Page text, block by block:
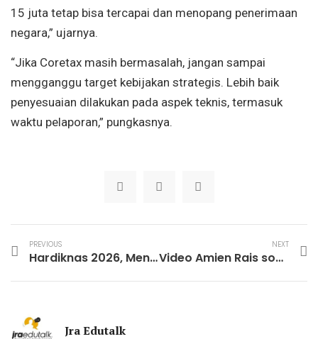
15 juta tetap bisa tercapai dan menopang penerimaan
negara,” ujarnya.
“Jika Coretax masih bermasalah, jangan sampai
mengganggu target kebijakan strategis. Lebih baik
penyesuaian dilakukan pada aspek teknis, termasuk
waktu pelaporan,” pungkasnya.
PREVIOUS
Hardiknas 2026, Mendikdasmen Jadikan ‘Deep Learning’ Kunci Utama Cetak SDM Unggul
NEXT
Video Amien Rais soal Seskab Teddy Hilang dari YouTube
Jra Edutalk